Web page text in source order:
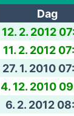
Dag
12. 2. 2012
11. 2. 2012
27. 1. 2010
4. 12. 2010
6. 2. 2012